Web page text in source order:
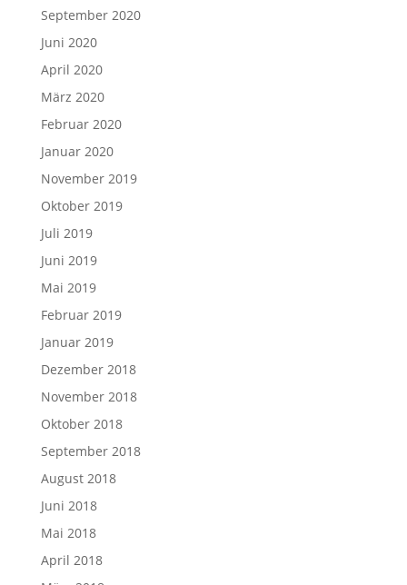
September 2020
Juni 2020
April 2020
März 2020
Februar 2020
Januar 2020
November 2019
Oktober 2019
Juli 2019
Juni 2019
Mai 2019
Februar 2019
Januar 2019
Dezember 2018
November 2018
Oktober 2018
September 2018
August 2018
Juni 2018
Mai 2018
April 2018